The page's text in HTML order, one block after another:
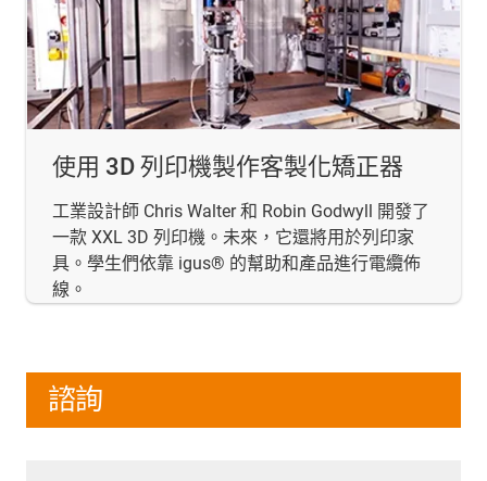
使用 3D 列印機製作客製化矯正器
工業設計師 Chris Walter 和 Robin Godwyll 開發了
一款 XXL 3D 列印機。未來，它還將用於列印家
具。學生們依靠 igus® 的幫助和產品進行電纜佈
線。
諮詢